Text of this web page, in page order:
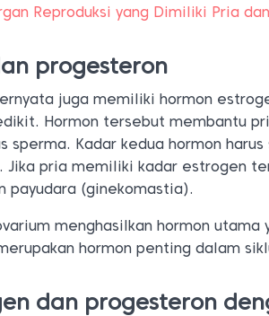
Reproduksi yang Dimiliki Pria
progesteron
juga memiliki hormon
Hormon tersebut membantu
sperma. Kadar kedua hormon
Jika pria memiliki kadar estrogen
payudara (ginekomastia).
menghasilkan hormon
hormon penting dalam
dan progesteron